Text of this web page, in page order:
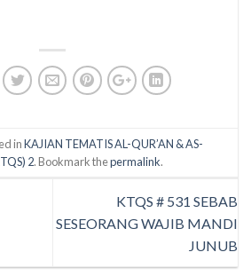
inKAJIAN TEMATIS AL-QUR’AN & AS-
2. Bookmark thepermalink.
KTQS # 531 SEBAB
SESEORANG WAJIB MANDI
JUNUB